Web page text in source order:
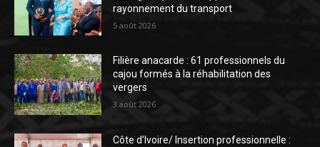
rayonnement du transport
5 août 2026
Filière anacarde : 61 professionnels du
cajou formés à la réhabilitation des
vergers
3 août 2026
Côte d’Ivoire/ Insertion professionnelle :